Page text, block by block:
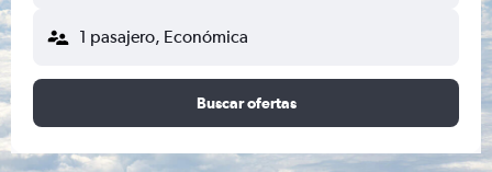
1 pasajero, Económica
Buscar ofertas